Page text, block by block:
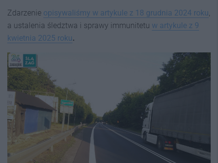
Zdarzenie opisywaliśmy w artykule z 18 grudnia 2024 roku
a ustalenia śledztwa i sprawy immunitetu w artykule z 9
kwietnia 2025 roku.